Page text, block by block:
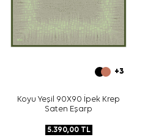
+3
Koyu Yeşil 90X90 İpek Krep
Saten Eşarp
5.390,00TL